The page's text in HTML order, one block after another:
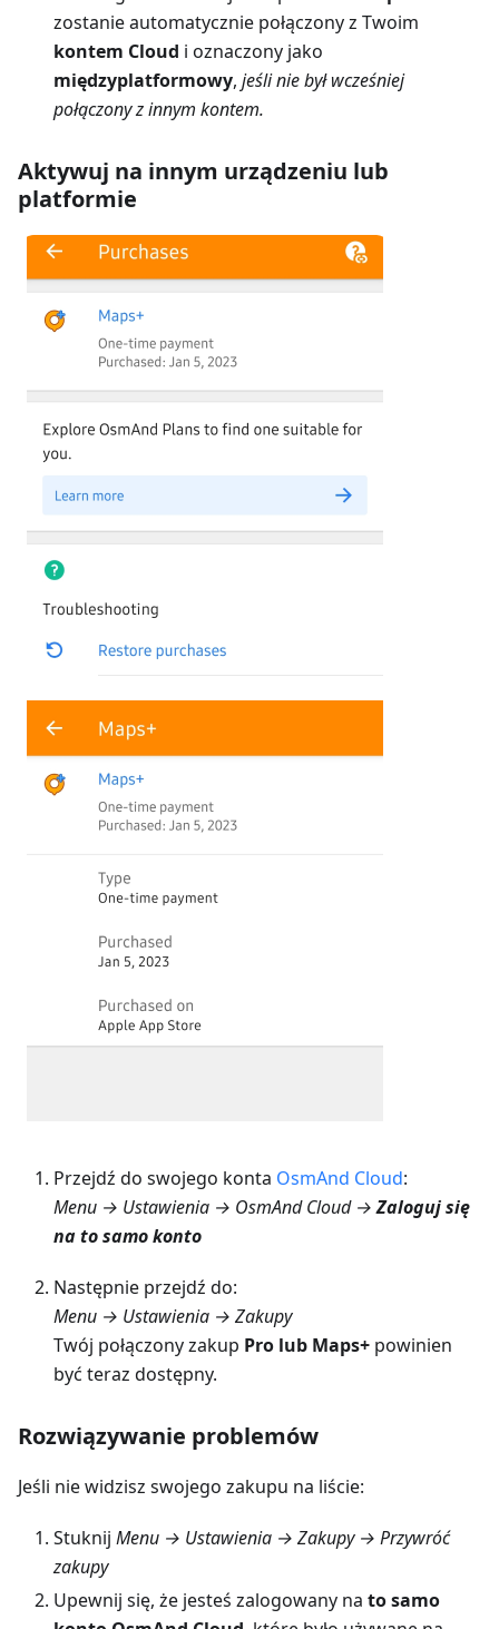
zostanie automatycznie połączony z Twoim
kontem Cloud i oznaczony jako
międzyplatformowy, jeśli nie był wcześniej
połączony z innym kontem.
Aktywuj na innym urządzeniu lub
platformie
Przejdź do swojego konta OsmAnd Cloud:
Menu → Ustawienia → OsmAnd Cloud → Zaloguj się
na to samo konto
Następnie przejdź do:
Menu → Ustawienia → Zakupy
Twój połączony zakup Pro lub Maps+ powinien
być teraz dostępny.
Rozwiązywanie problemów
Jeśli nie widzisz swojego zakupu na liście:
Stuknij Menu → Ustawienia → Zakupy → Przywróć
zakupy
Upewnij się, że jesteś zalogowany na to samo